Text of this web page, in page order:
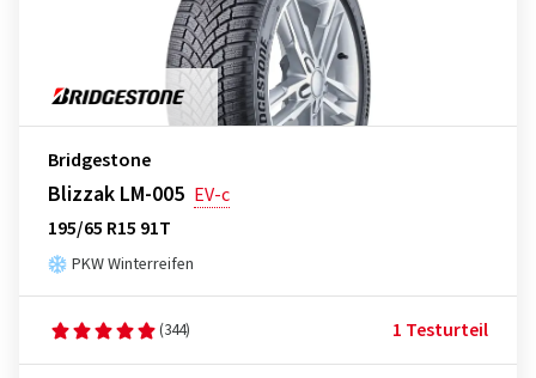
Bridgestone
Blizzak LM-005 EV-c
195/65 R15 91T
PKW Winterreifen
(344) 1 Testurteil